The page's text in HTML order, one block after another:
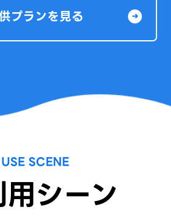
プランを見る
USE SCENE
シーン